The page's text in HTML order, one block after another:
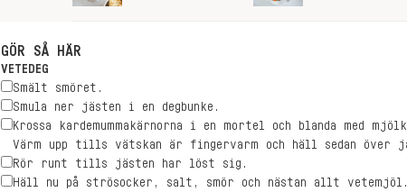
GÖR SÅ HÄR
VETEDEG
Smält smöret.
Smula ner jästen i en degbunke.
Krossa kardemummakärnorna i en mortel och blanda med
Värm upp tills vätskan är fingervarm och häll sedan över
Rör runt tills jästen har löst sig.
Häll nu på strösocker, salt, smör och nästan allt vetemjöl.